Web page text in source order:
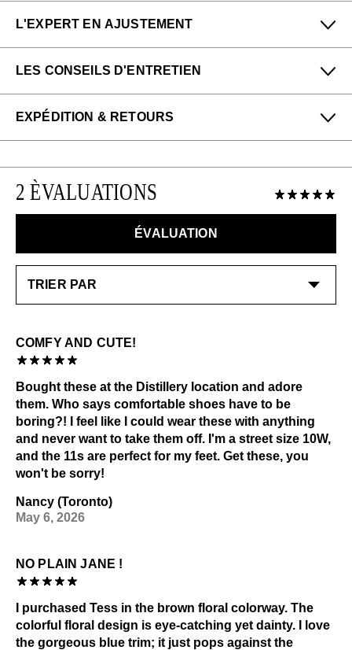
L'EXPERT EN AJUSTEMENT
Denny de notre boutique San Francisco (Haight) dit :
Tess est le Charles IX parfait pour le quotidien.
Tess est environ une ½ pointure plus petite, donc la
plupart des gens voudront prendre plus grand pour
trouver l’ajustement idéal. La chaussure est un peu
étroite, ce qui lui donne son profil épuré et élégant. Sa
aux pieds.
LES CONSEILS D'ENTRETIEN
qui suitrégulièrement:
Toutes les protections en aérosol
Soins particuliers:
attention et des soins tout particuliers. Veuillez le
Frottement excessif
Sources de chaleur
Consultez notre page
informations générales sur l'entretien.
EXPÉDITION & RETOURS
commandes aux États-Unis.
Veuillez noter que les articles en solde et en
retournés contre un crédit en boutique. Les échanges
ou les retours sont possibles uniquement pour les
2 ÈVALUATIONS
ÉVALUATION
COMFY AND CUTE!
Bought these at the Distillery location and adore
them. Who says comfortable shoes have to be
boring?! I feel like I could wear these with anything
and never want to take them off. I'm a street size 10W,
and the 11s are perfect for my feet. Get these, you
won't be sorry!
Nancy (Toronto)
May 6, 2026
NO PLAIN JANE !
I purchased Tess in the brown floral colorway. The
colorful floral design is eye-catching yet dainty. I love
the gorgeous blue trim; it just pops against the